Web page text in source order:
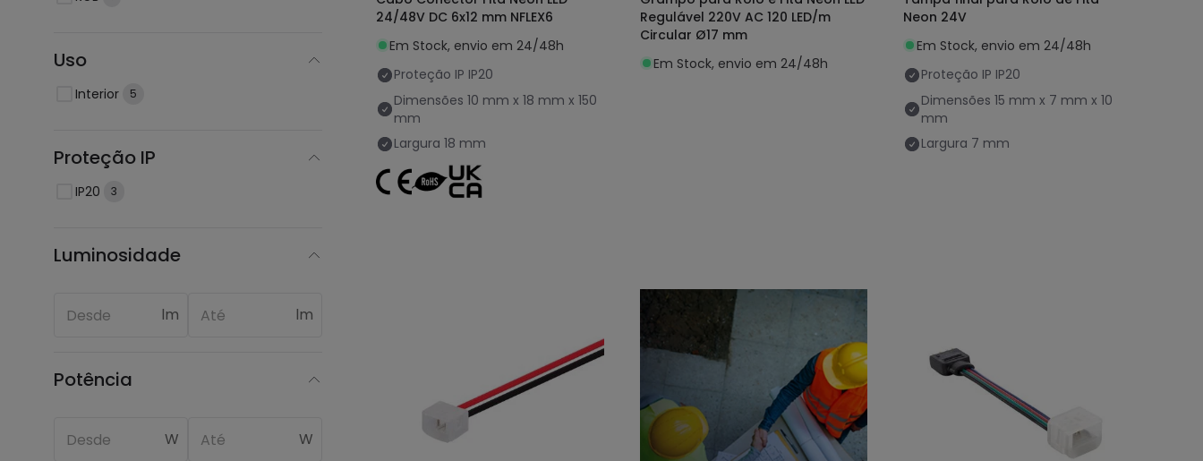
Uso
Interior 5
Proteção IP
IP20 3
Luminosidade
lm lm
Potência
W W
24/48V DC 6x12 mm NFLEX6
Em Stock, envio em 24/48h
Proteção IP IP20
Dimensões 10 mm x 18 mm x 150
mm
Largura 18 mm
Regulável 220V AC 120 LED/m
Circular Ø17 mm
Em Stock, envio em 24/48h
Neon 24V
Em Stock, envio em 24/48h
Proteção IP IP20
Dimensões 15 mm x 7 mm x 10
mm
Largura 7 mm